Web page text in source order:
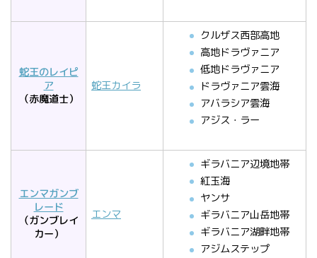
蛇王のレイピ
ア
（赤魔道士）
蛇王カイラ
クルザス西部高地
高地ドラヴァニア
低地ドラヴァニア
ドラヴァニア雲海
アバラシア雲海
アジス・ラー
エンマガンブ
レード
（ガンブレイ
カー）
エンマ
ギラバニア辺境地帯
紅玉海
ヤンサ
ギラバニア山岳地帯
ギラバニア湖畔地帯
アジムステップ